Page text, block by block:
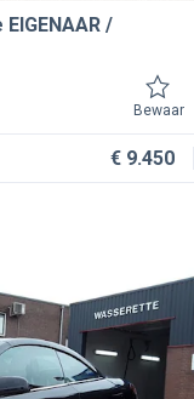
/
Bewaar
€ 9.450